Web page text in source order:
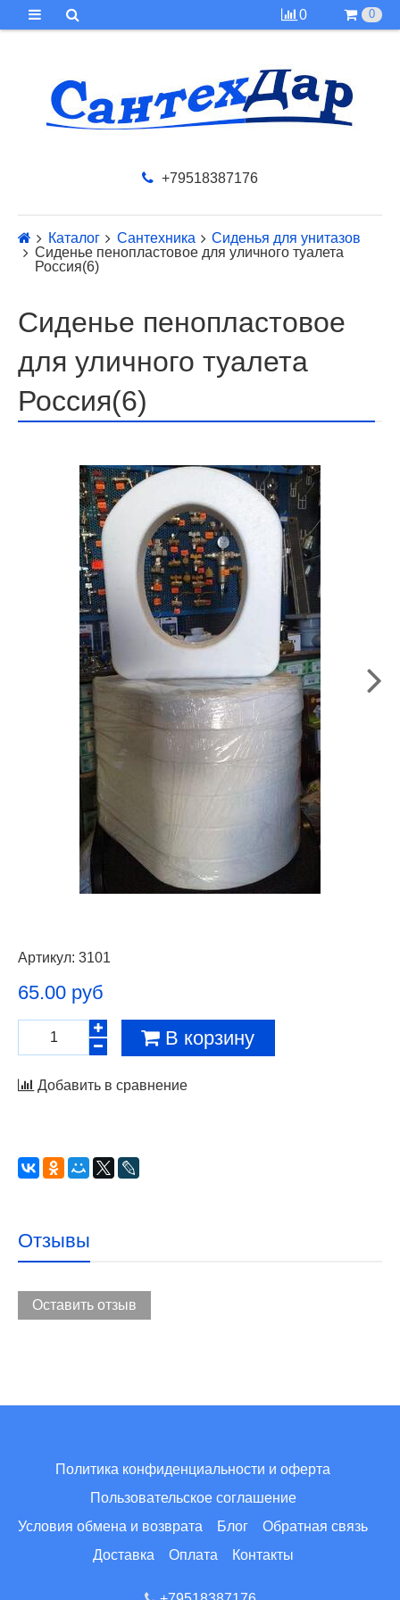
0 0
+79518387176
Каталог Сантехника
Сиденья для унитазов
Сиденье пенопластовое для уличного туалета
Россия(6)
Сиденье пенопластовое
для уличного туалета
Россия(6)
Артикул: 3101
65.00 руб
В корзину
Добавить в сравнение
Отзывы
Оставить отзыв
Политика конфиденциальности и оферта
Пользовательское соглашение
Условия обмена и возврата
Блог
Обратная связь
Доставка
Оплата Контакты